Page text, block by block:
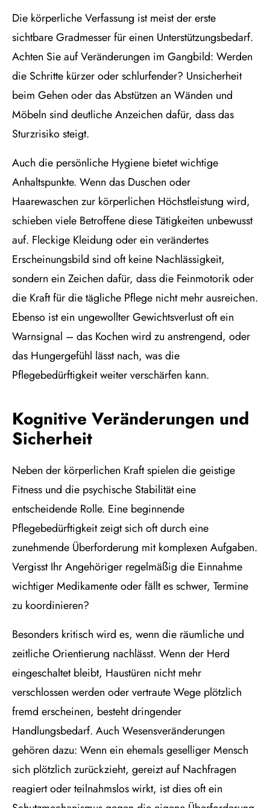
Die körperliche Verfassung ist meist der erste
sichtbare Gradmesser für einen Unterstützungsbedarf.
Achten Sie auf Veränderungen im Gangbild: Werden
die Schritte kürzer oder schlurfender? Unsicherheit
beim Gehen oder das Abstützen an Wänden und
Möbeln sind deutliche Anzeichen dafür, dass das
Sturzrisiko steigt.
Auch die persönliche Hygiene bietet wichtige
Anhaltspunkte. Wenn das Duschen oder
Haarewaschen zur körperlichen Höchstleistung wird,
schieben viele Betroffene diese Tätigkeiten unbewusst
auf. Fleckige Kleidung oder ein verändertes
Erscheinungsbild sind oft keine Nachlässigkeit,
sondern ein Zeichen dafür, dass die Feinmotorik oder
die Kraft für die tägliche Pflege nicht mehr ausreichen.
Ebenso ist ein ungewollter Gewichtsverlust oft ein
Warnsignal – das Kochen wird zu anstrengend, oder
das Hungergefühl lässt nach, was die
Pflegebedürftigkeit weiter verschärfen kann.
Kognitive Veränderungen und
Sicherheit
Neben der körperlichen Kraft spielen die geistige
Fitness und die psychische Stabilität eine
entscheidende Rolle. Eine beginnende
Pflegebedürftigkeit zeigt sich oft durch eine
zunehmende Überforderung mit komplexen Aufgaben.
Vergisst Ihr Angehöriger regelmäßig die Einnahme
wichtiger Medikamente oder fällt es schwer, Termine
zu koordinieren?
Besonders kritisch wird es, wenn die räumliche und
zeitliche Orientierung nachlässt. Wenn der Herd
eingeschaltet bleibt, Haustüren nicht mehr
verschlossen werden oder vertraute Wege plötzlich
fremd erscheinen, besteht dringender
Handlungsbedarf. Auch Wesensveränderungen
gehören dazu: Wenn ein ehemals geselliger Mensch
sich plötzlich zurückzieht, gereizt auf Nachfragen
reagiert oder teilnahmslos wirkt, ist dies oft ein